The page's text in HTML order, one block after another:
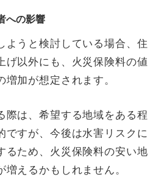
への影響
ようと検討している場合、住
げ以外にも、火災保険料の値
増加が想定されます。
際は、希望する地域をある程
ですが、今後は水害リスクに
るため、火災保険料の安い地
えるかもしれません。